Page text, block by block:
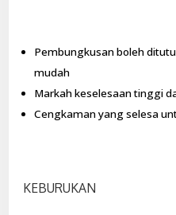
Pembungkusan boleh
mudah
Markah keselesaan tinggi
Cengkaman yang selesa
KEBURUKAN